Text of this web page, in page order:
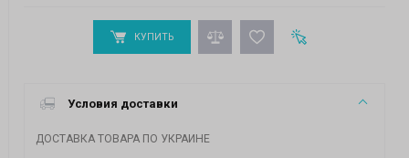
КУПИТЬ
Условия доставки
ДОСТАВКА ТОВАРА ПО УКРАИНЕ